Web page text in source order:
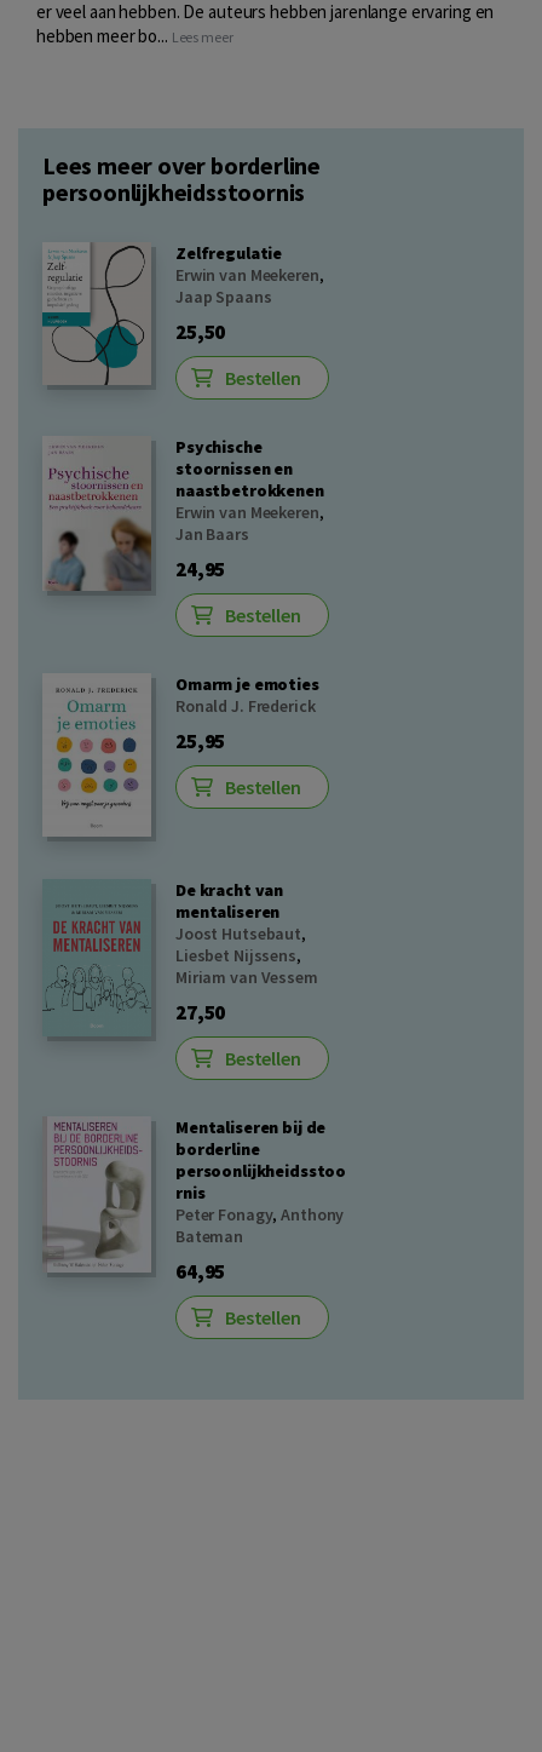
er veel aan hebben. De auteurs hebben jarenlange ervaring en
hebben meer bo... Lees meer
Lees meer over borderline
persoonlijkheidsstoornis
Zelfregulatie
Erwin van Meekeren,
Jaap Spaans
25,50
Bestellen
Psychische
stoornissen en
naastbetrokkenen
Erwin van Meekeren,
Jan Baars
24,95
Bestellen
Omarm je emoties
Ronald J. Frederick
25,95
Bestellen
De kracht van
mentaliseren
Joost Hutsebaut,
Liesbet Nijssens,
Miriam van Vessem
27,50
Bestellen
Mentaliseren bij de
borderline
persoonlijkheidsstoo
rnis
Peter Fonagy,Anthony
Bateman
64,95
Bestellen